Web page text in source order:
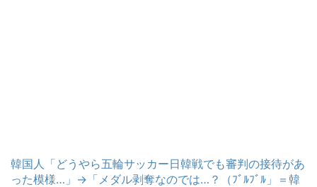
韓国人「どうやら五輪サッカー日韓戦でも審判の接待があ
った模様…」→「メダル剥奪なのでは…？（ﾌﾞﾙﾌﾞﾙ」＝韓